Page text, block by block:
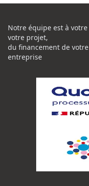
Notre équipe est à
votre projet,
du financement de
entreprise